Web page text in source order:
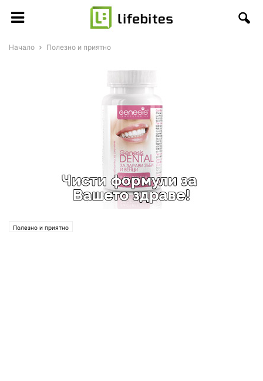
Начало Полезно и приятно
Полезно и приятно